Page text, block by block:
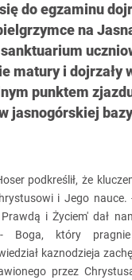
do egzaminu
na
matury i dojrzały
punktem
jasnogórskiej
podkreślił, że
i Jego
i Życiem' dał
Boga, który
kaznodzieja
przez